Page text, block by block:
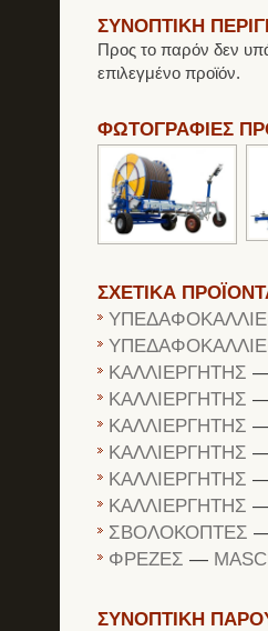
ΣΥΝΟΠΤΙΚΗ
Προς το παρόν δεν
επιλεγμένο προϊόν.
ΦΩΤΟΓΡΑΦΙΕΣ
ΣΧΕΤΙΚΑ
ΚΑΛΛΙΕΡΓΗΤΗΣ
ΚΑΛΛΙΕΡΓΗΤΗΣ
ΚΑΛΛΙΕΡΓΗΤΗΣ
ΚΑΛΛΙΕΡΓΗΤΗΣ
ΚΑΛΛΙΕΡΓΗΤΗΣ
ΚΑΛΛΙΕΡΓΗΤΗΣ
ΣΒΟΛΟΚΟΠΤΕΣ
ΦΡΕΖΕΣ —
ΣΥΝΟΠΤΙΚΗ